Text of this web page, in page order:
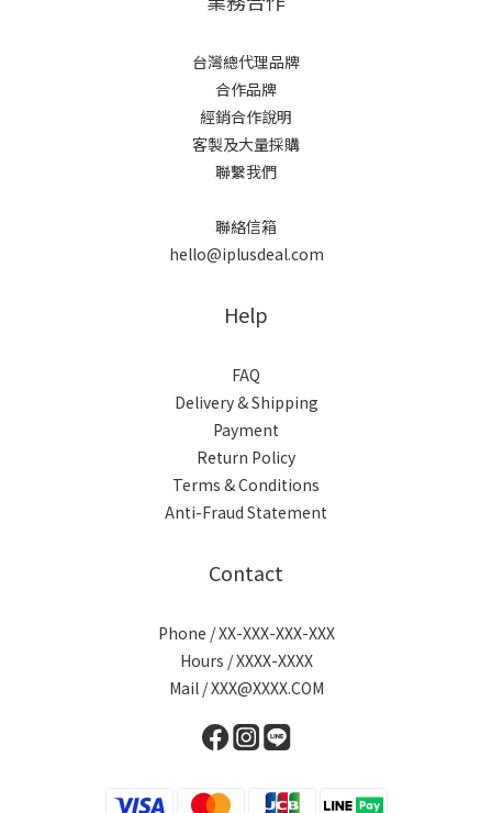
台灣總代理品牌
合作品牌
經銷合作說明
客製及大量採購
聯繫我們
聯絡信箱
hello@iplusdeal.com
Help
FAQ
Delivery & Shipping
Payment
Return Policy
Terms & Conditions
Anti-Fraud Statement
Contact
Phone / XX-XXX-XXX-XXX
Hours / XXXX-XXXX
Mail / XXX@XXXX.COM